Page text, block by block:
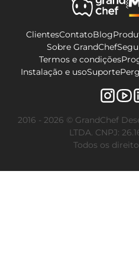
ClientesContatoBlog
Sobre GrandChef
Termos e condições
Instalação e usoSuporte
2016 - 2026 © GrandChef
LTDA. CNPJ:
Todos os